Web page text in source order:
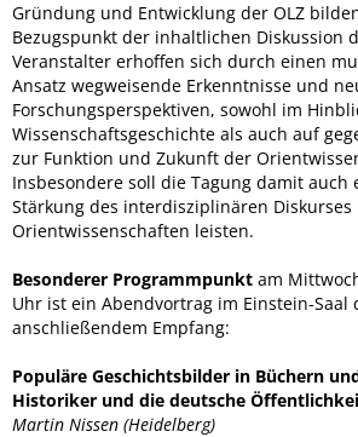
Gründung und Entwicklung der OLZ
Bezugspunkt der inhaltlichen Diskussion
Veranstalter erhoffen sich durch einen
Ansatz wegweisende Erkenntnisse und
Forschungsperspektiven, sowohl im
Wissenschaftsgeschichte als auch auf
zur Funktion und Zukunft der
Insbesondere soll die Tagung damit auch
Stärkung des interdisziplinären Diskurses
Orientwissenschaften leisten.
Besonderer Programmpunkt am
Uhr ist ein Abendvortrag im Einstein-Saal
anschließendem Empfang:
Populäre Geschichtsbilder in Büchern
Historiker und die deutsche
Martin Nissen (Heidelberg)